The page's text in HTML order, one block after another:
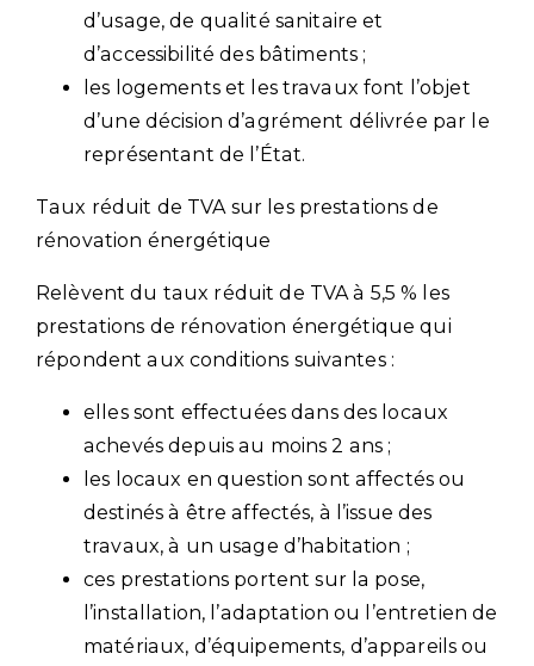
d’usage, de qualité sanitaire et
d’accessibilité des bâtiments ;
les logements et les travaux font l’objet
d’une décision d’agrément délivrée par le
représentant de l’État.
Taux réduit de TVA sur les prestations de
rénovation énergétique
Relèvent du taux réduit de TVA à 5,5 % les
prestations de rénovation énergétique qui
répondent aux conditions suivantes :
elles sont effectuées dans des locaux
achevés depuis au moins 2 ans ;
les locaux en question sont affectés ou
destinés à être affectés, à l’issue des
travaux, à un usage d’habitation ;
ces prestations portent sur la pose,
l’installation, l’adaptation ou l’entretien de
matériaux, d’équipements, d’appareils ou